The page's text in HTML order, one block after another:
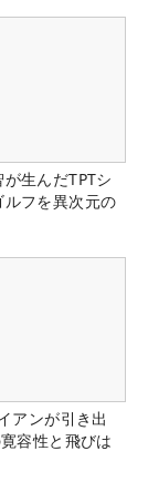
生んだTPTシ
ルフを異次元の
アンが引き出
容性と飛びは